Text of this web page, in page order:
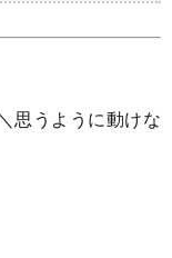
思うように動けな